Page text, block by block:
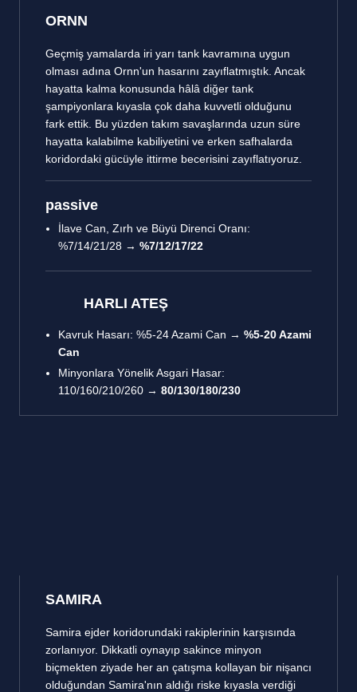
ORNN
Geçmiş yamalarda iri yarı tank kavramına uygun
olması adına Ornn'un hasarını zayıflatmıştık. Ancak
hayatta kalma konusunda hâlâ diğer tank
şampiyonlara kıyasla çok daha kuvvetli olduğunu
fark ettik. Bu yüzden takım savaşlarında uzun süre
hayatta kalabilme kabiliyetini ve erken safhalarda
koridordaki gücüyle ittirme becerisini zayıflatıyoruz.
passive
İlave Can, Zırh ve Büyü Direnci Oranı:
%7/14/21/28 → %7/12/17/22
HARLI ATEŞ
Kavruk Hasarı: %5-24 Azami Can → %5-20 Azami
Can
Minyonlara Yönelik Asgari Hasar:
110/160/210/260 → 80/130/180/230
SAMIRA
Samira ejder koridorundaki rakiplerinin karşısında
zorlanıyor. Dikkatli oynayıp sakince minyon
biçmekten ziyade her an çatışma kollayan bir nişancı
olduğundan Samira'nın aldığı riske kıyasla verdiği